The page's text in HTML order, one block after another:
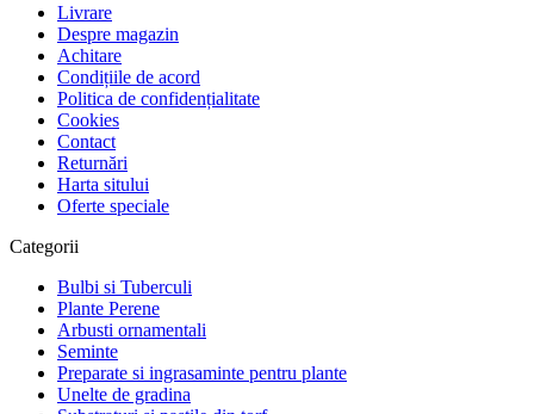
Livrare
Despre magazin
Achitare
Condițiile de acord
Politica de confidențialitate
Cookies
Contact
Returnări
Harta sitului
Oferte speciale
Categorii
Bulbi si Tuberculi
Plante Perene
Arbusti ornamentali
Seminte
Preparate si ingrasaminte pentru plante
Unelte de gradina